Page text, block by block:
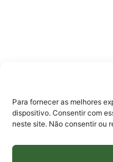
Para fornecer as melhores
dispositivo. Consentir com
neste site. Não consentir ou